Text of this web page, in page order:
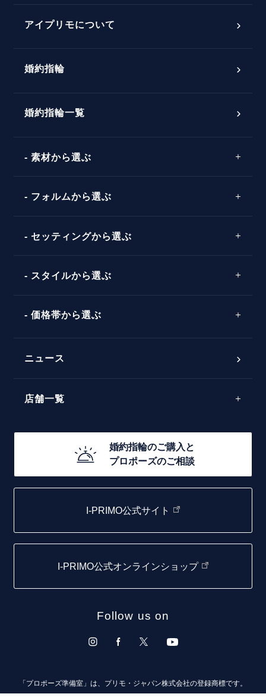
プロポーズアイテム
パーフェクトプロポーズリング
婚約指輪マッチング診断
ダイヤモンドの品質とは？
タイミング
言葉
アイプリモについて
婚約指輪
婚約指輪一覧
素材から選ぶ
プラチナ
コンビネーション
フォルムから選ぶ
ストレートライン
セッティングから選ぶ
ソリテール
ラインメレ
スタイルから選ぶ
シンプル
モード
エレガント
価格帯から選ぶ
30万円台～
20万円台～
10万円台～
ニュース
店舗一覧
函館店
取扱店)エヴァンスブライダル 旭川本店
仙台店
青森店
郡山モルティ店
婚約指輪のご購入と
プロポーズのご相談
I-PRIMO公式サイト
I-PRIMO公式オンラインショップ
Follow us on
「プロポーズ準備室」は、プリモ・ジャパン株式会社の登録商標です。